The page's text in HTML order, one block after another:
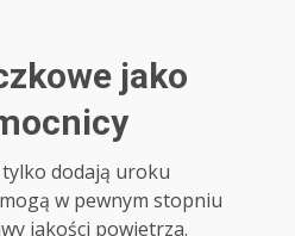
jako
dodają uroku
w pewnym stopniu
jakości powietrza.